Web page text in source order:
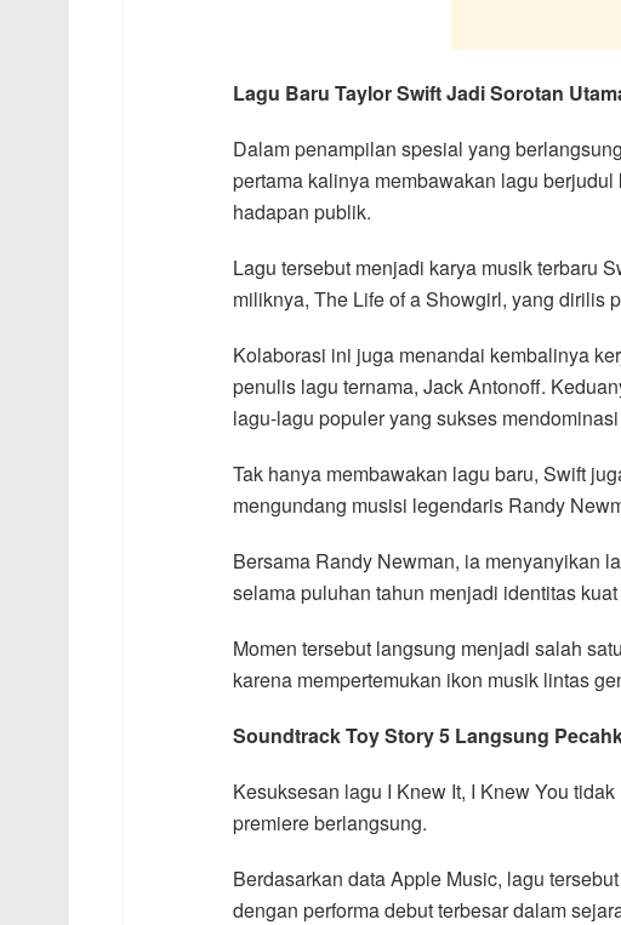
Lagu Baru Taylor Swift Jadi Sorotan
Dalam penampilan spesial yang
pertama kalinya membawakan lagu berjudul
hadapan publik.
Lagu tersebut menjadi karya musik terbaru
miliknya, The Life of a Showgirl, yang dirilis
Kolaborasi ini juga menandai kembalinya
penulis lagu ternama, Jack Antonoff.
lagu-lagu populer yang sukses
Tak hanya membawakan lagu baru, Swift
mengundang musisi legendaris Randy
Bersama Randy Newman, ia menyanyikan
selama puluhan tahun menjadi identitas
Momen tersebut langsung menjadi salah
karena mempertemukan ikon musik lintas
Soundtrack Toy Story 5 Langsung
Kesuksesan lagu I Knew It, I Knew You
premiere berlangsung.
Berdasarkan data Apple Music, lagu
dengan performa debut terbesar dalam